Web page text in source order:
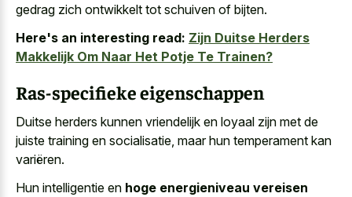
gedrag zich ontwikkelt tot schuiven of bijten.
Here's an interesting read: Zijn Duitse Herders
Makkelijk Om Naar Het Potje Te Trainen?
Ras-specifieke eigenschappen
Duitse herders kunnen vriendelijk en loyaal zijn met de
juiste training en socialisatie, maar hun temperament kan
variëren.
Hun intelligentie en hoge energieniveau vereisen